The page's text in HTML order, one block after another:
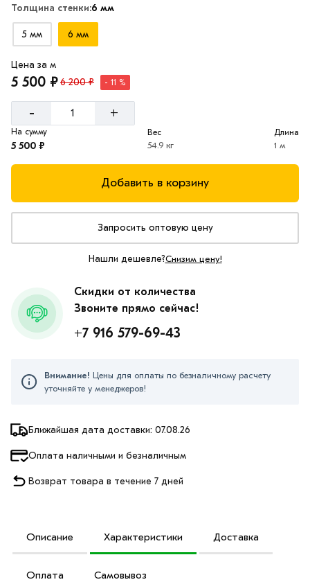
Толщина стенки:6 мм
5 мм 6 мм
Ближайшая дата доставки: 07.08.26
Оплата наличными и безналичным
Возврат товара в течение 7 дней
Цена за м
5 500 ₽6 200 ₽ - 11 %
- +
На сумму
5 500 ₽
Вес
54.9 кг
Длина
1 м
Добавить в корзину
Запросить оптовую цену
Нашли дешевле?Снизим цену!
Скидки от количества
Звоните прямо сейчас!
+7 916 579-69-43
Внимание! Цены для оплаты по безналичному расчету
уточняйте у менеджеров!
Описание Характеристики Доставка
Оплата Самовывоз